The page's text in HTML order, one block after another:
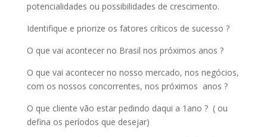
potencialidades ou possibilidades de crescimento.
Identifique e priorize os fatores críticos de sucesso ?
O que vai acontecer no Brasil nos próximos anos ?
O que vai acontecer no nosso mercado, nos negócios,
com os nossos concorrentes, nos próximos anos ?
O que cliente vão estar pedindo daqui a 1ano ? ( ou
defina os períodos que desejar)